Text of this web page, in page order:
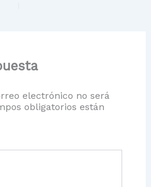
electrónico no será
obligatorios están